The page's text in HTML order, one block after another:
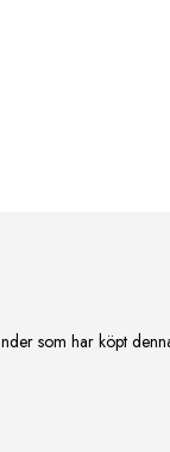
som har köpt